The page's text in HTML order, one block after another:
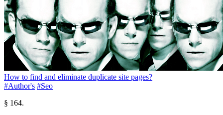
How to find and eliminate duplicate site pages?
#Author's #Seo
§ 164.